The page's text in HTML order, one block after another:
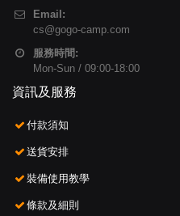
Email:
cs@gogo-camp.com
服務時間:
Mon-Sun / 09:00-18:00
資訊及服務
付款須知
送貨安排
裝備使用教學
條款及細則